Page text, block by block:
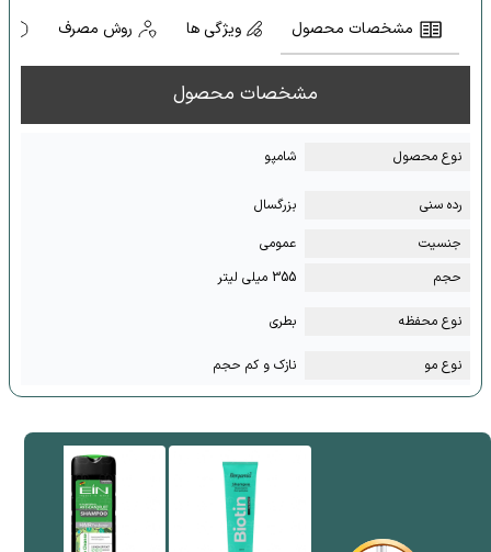
مشخصات محصول ویژگی ها روش مصرف
مشخصات محصول
نوع محصول شامپو
رده سنی
بزرگسال
جنسیت
عمومی
حجم
355 میلی لیتر
نوع محفظه بطری
نوع مو نازک و کم حجم